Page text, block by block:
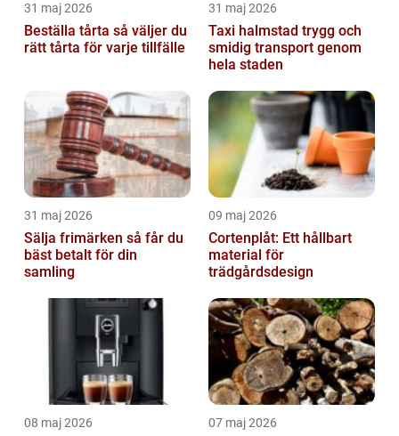
31 maj 2026
Beställa tårta så väljer du
rätt tårta för varje tillfälle
31 maj 2026
Taxi halmstad trygg och
smidig transport genom
hela staden
31 maj 2026
Sälja frimärken så får du
bäst betalt för din
samling
09 maj 2026
Cortenplåt: Ett hållbart
material för
trädgårdsdesign
08 maj 2026 07 maj 2026